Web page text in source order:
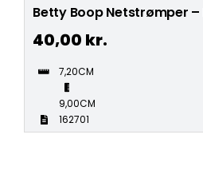
Betty Boop Netstrømper
40,00 kr.
7,20CM
9,00CM
162701